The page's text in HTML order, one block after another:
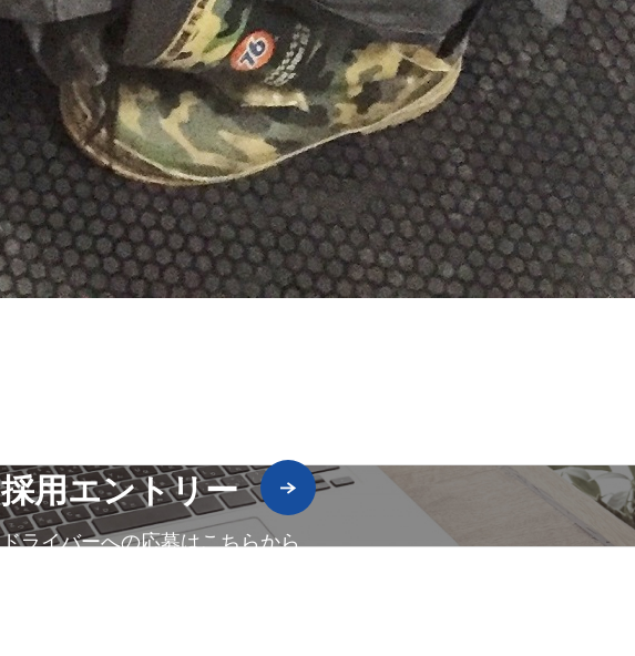
採用エントリー
ドライバーへの応募はこちらから